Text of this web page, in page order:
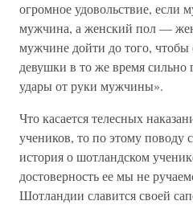
огромное удовольствие, если
мужчина, а женский пол —
мужчине дойти до того,
девушки в то же время сильно
удары от руки мужчины».
Что касается телесных
учеников, то по этому поводу
история о шотландском
достоверность ее мы не
Шотландии славится своей